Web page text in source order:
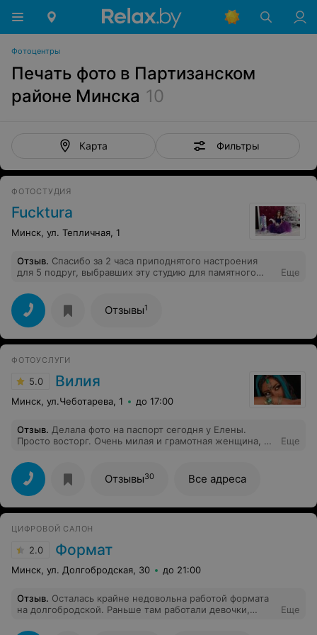
Фотоцентры
Печать фото в Партизанском
районе Минска 10
Карта Фильтры
ФОТОСТУДИЯ
Fucktura
Минск, ул. Тепличная, 1
Отзыв. Спасибо за 2 часа приподнятого настроения
для 5 подруг, выбравших эту студию для памятного
оказался первый опыт работы моделями перед
софитами. Фотографом была одна из нас. Хотя без
опыта работы с "чужим" светом. Чувствовали себя
достаточно свободно, экспериментировали,
переодевались, поэтому хорошее настроение помогло
следующей фотосессии с учётом полученных
результатов. Спасибо Анжелике за спокойное
отношение к клиентам. Думаю, ещё вернёмся сюда...
Еще
Отзывы1
ФОТОУСЛУГИ
5.0 Вилия
Минск, ул.Чеботарева, 1 до 17:00
Отзыв. Делала фото на паспорт сегодня у Елены.
Просто восторг. Очень милая и грамотная женщина, а
к ней ♥️
Еще
Отзывы30 Все адреса
ЦИФРОВОЙ САЛОН
2.0 Формат
Минск, ул. Долгобродская, 30 до 21:00
Отзыв. Осталась крайне недовольна работой формата
на долгобродской. Раньше там работали девочки,
вторник работал), все бы ничего, но сразу поняла, что
Еще